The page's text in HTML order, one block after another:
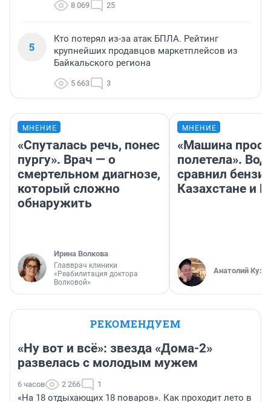
8 069 25
5
Кто потерял из-за атак БПЛА. Рейтинг
крупнейших продавцов маркетплейсов из
Байкальского региона
5 663 3
МНЕНИЕ
«Спуталась речь, понес
пургу». Врач — о
смертельном диагнозе,
который сложно
обнаружить
Ирина Волкова
Главврач клиники
«Реабилитация доктора
Волковой»
МНЕНИЕ
«Машина
полетела».
сравнил
Казахстане и
Анатолий
РЕКОМЕНДУЕМ
«Ну вот и всё»: звезда «Дома-2»
развелась с молодым мужем
6 часов 2 266 1
«На 18 отдыхающих 18 поваров». Как проходит лето в